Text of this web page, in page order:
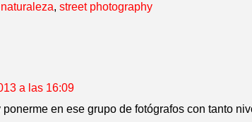
, street photography
a las 16:09
en ese grupo de fotógrafos con tanto